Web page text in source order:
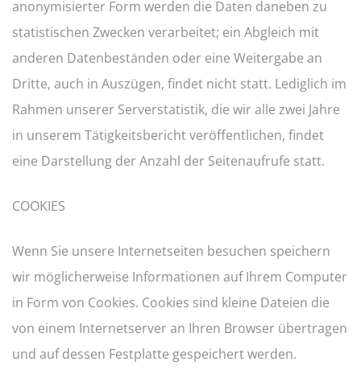
anonymisierter Form werden die Daten daneben zu
statistischen Zwecken verarbeitet; ein Abgleich mit
anderen Datenbeständen oder eine Weitergabe an
Dritte, auch in Auszügen, findet nicht statt. Lediglich im
Rahmen unserer Serverstatistik, die wir alle zwei Jahre
in unserem Tätigkeitsbericht veröffentlichen, findet
eine Darstellung der Anzahl der Seitenaufrufe statt.
COOKIES
Wenn Sie unsere Internetseiten besuchen speichern
wir möglicherweise Informationen auf Ihrem Computer
in Form von Cookies. Cookies sind kleine Dateien die
von einem Internetserver an Ihren Browser übertragen
und auf dessen Festplatte gespeichert werden.